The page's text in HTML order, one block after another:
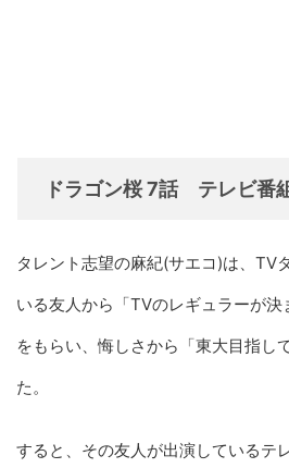
ドラゴン桜 7話 テレビ番
タレント志望の麻紀(サエコ)は、TV
いる友人から「TVのレギュラーが
をもらい、悔しさから「東大目指し
た。
すると、その友人が出演しているテ